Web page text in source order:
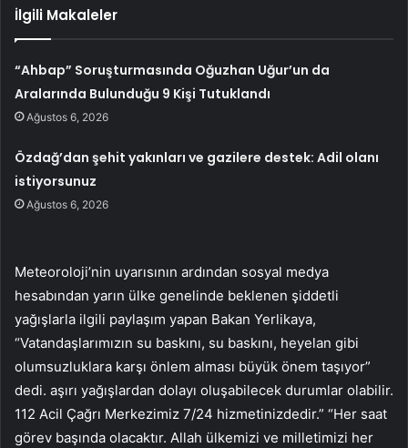
İlgili Makaleler
“Ahbap” Soruşturmasında Oğuzhan Uğur’un da
Aralarında Bulunduğu 9 Kişi Tutuklandı
Ağustos 6, 2026
Özdağ’dan şehit yakınları ve gazilere destek: Adil olanı
istiyorsunuz
Ağustos 6, 2026
Meteoroloji’nin uyarısının ardından sosyal medya
hesabından yarın ülke genelinde beklenen şiddetli
yağışlarla ilgili paylaşım yapan Bakan Yerlikaya,
“Vatandaşlarımızın su baskını, su baskını, heyelan gibi
olumsuzluklara karşı önlem alması büyük önem taşıyor”
dedi. aşırı yağışlardan dolayı oluşabilecek durumlar olabilir.
112 Acil Çağrı Merkezimiz 7/24 hizmetinizdedir.” “Her saat
görev başında olacaktır. Allah ülkemizi ve milletimizi her